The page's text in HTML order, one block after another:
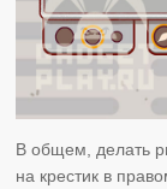
В общем, делать
на крестик в